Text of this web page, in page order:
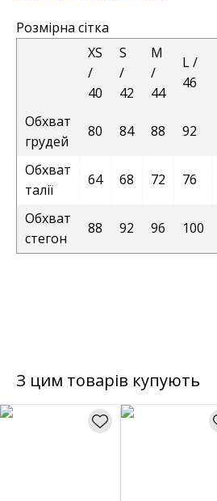
Розмірна сітка
XS
/
40
S
/
42
M
/
44
L /
46
Обхват
грудей
80 84 88 92
Обхват
талії
64 68 72 76
Обхват
стегон
88 92 96 100
З цим товарів купують